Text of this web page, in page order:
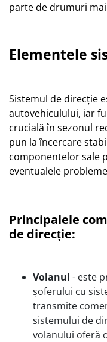
parte de drumuri
Elementele
Sistemul de direcție
autovehiculului, iar
crucială în sezonul
pun la încercare
componentelor sale
eventualele
Principalele
de direcție:
Volanul - este
șoferului cu
transmite
sistemului de
volanului oferă